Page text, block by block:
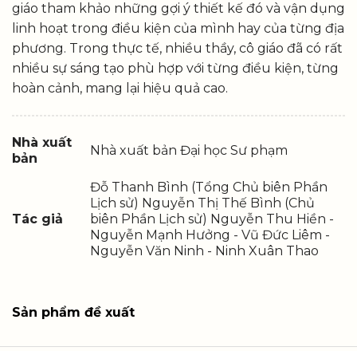
giáo tham khảo những gợi ý thiết kế đó và vận dụng
linh hoạt trong điều kiện của mình hay của từng địa
phương. Trong thực tế, nhiều thầy, cô giáo đã có rất
nhiều sự sáng tạo phù hợp với từng điều kiện, từng
hoàn cảnh, mang lại hiệu quả cao.
Nhà xuất
bản
Nhà xuất bản Đại học Sư phạm
Tác giả
Đỗ Thanh Bình (Tổng Chủ biên Phần
Lịch sử) Nguyễn Thị Thế Bình (Chủ
biên Phần Lịch sử) Nguyễn Thu Hiền -
Nguyễn Mạnh Hưởng - Vũ Đức Liêm -
Nguyễn Văn Ninh - Ninh Xuân Thao
Sản phẩm đề xuất